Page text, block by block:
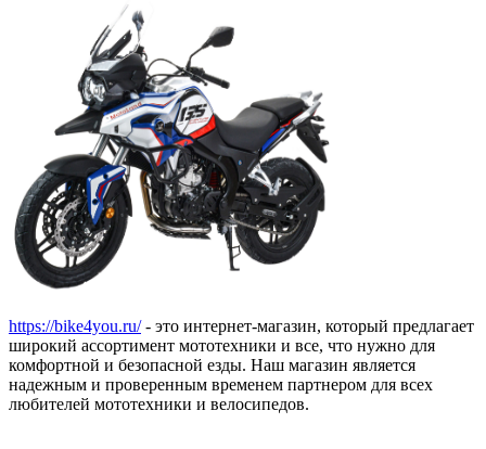
https://bike4you.ru/- это интернет-магазин, который предлагает
широкий ассортимент мототехники и все, что нужно для
комфортной и безопасной езды. Наш магазин является
надежным и проверенным временем партнером для всех
любителей мототехники и велосипедов.